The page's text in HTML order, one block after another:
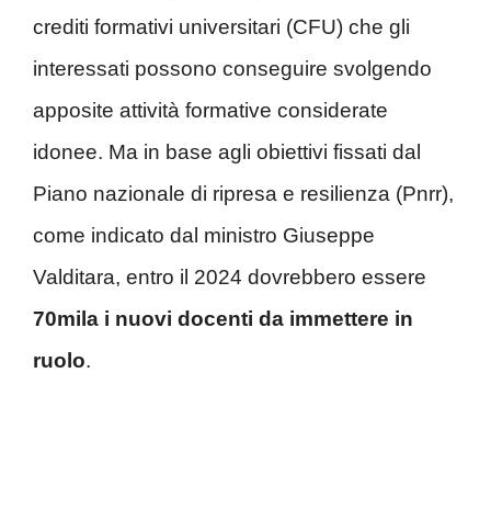
crediti formativi universitari (CFU) che gli
interessati possono conseguire svolgendo
apposite attività formative considerate
idonee. Ma in base agli obiettivi fissati dal
Piano nazionale di ripresa e resilienza (Pnrr),
come indicato dal ministro Giuseppe
Valditara, entro il 2024 dovrebbero essere
70mila i nuovi docenti da immettere in
ruolo.